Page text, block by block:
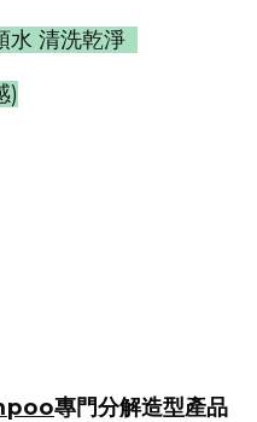
水 清洗乾淨
)
專門分解造型產品